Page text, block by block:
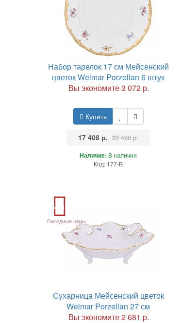
Набор тарелок 17 см Мейсенский
цветок Weimar Porzellan 6 штук
Вы экономите 3 072 р.
Купить
17 408 р. 20 480 р.
Наличие: В наличии
Код: 177-B
Акция
Выгодные цены
Сухарница Мейсенский цветок
Weimar Porzellan 27 см
Вы экономите 2 681 р.